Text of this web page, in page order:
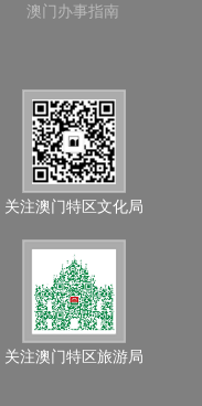
澳门办事指南
关注澳门特区文化局
关注澳门特区旅游局